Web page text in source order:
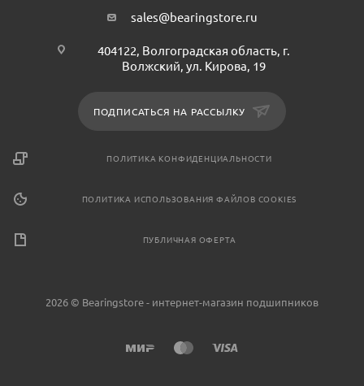
sales@bearingstore.ru
404122, Волгоградская область, г.
Волжский, ул. Кирова, 19
ПОДПИСАТЬСЯ НА РАССЫЛКУ
ПОЛИТИКА КОНФИДЕНЦИАЛЬНОСТИ
ПОЛИТИКА ИСПОЛЬЗОВАНИЯ ФАЙЛОВ COOKIES
ПУБЛИЧНАЯ ОФЕРТА
2026 © Bearingstore - интернет-магазин подшипников